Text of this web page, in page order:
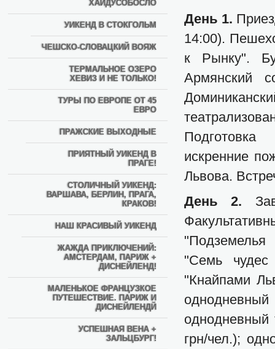
ХАЙДУСОБОСЛО
УИКЕНД В СТОКГОЛЬМ
ЧЕШСКО-СЛОВАЦКИЙ ВОЯЖ
ТЕРМАЛЬНОЕ ОЗЕРО
ХЕВИЗ И НЕ ТОЛЬКО!
ТУРЫ ПО ЕВРОПЕ ОТ 45
ЕВРО
ПРАЖСКИЕ ВЫХОДНЫЕ
ПРИЯТНЫЙ УИКЕНД В
ПРАГЕ!
СТОЛИЧНЫЙ УИКЕНД:
ВАРШАВА, БЕРЛИН, ПРАГА,
КРАКОВ!
НАШ КРАСИВЫЙ УИКЕНД
ЖАЖДА ПРИКЛЮЧЕНИЙ:
АМСТЕРДАМ, ПАРИЖ +
ДИСНЕЙЛЕНД!
МАЛЕНЬКОЕ ФРАНЦУЗКОЕ
ПУТЕШЕСТВИЕ. ПАРИЖ И
ДИСНЕЙЛЕНДЙ
УСПЕШНАЯ ВЕНА +
ЗАЛЬЦБУРГ!
День 1.
14:00).
к Рынку".
Армянский
искренние
Львова.
День 2.
"Семь чудес
"Кнайпами
однодневный
грн/чел.);